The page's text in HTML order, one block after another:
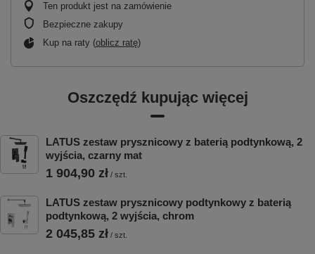
Ten produkt jest na zamówienie
Bezpieczne zakupy
Kup na raty (oblicz ratę)
Oszczędź kupując więcej
LATUS zestaw prysznicowy z baterią podtynkową, 2
wyjścia, czarny mat
1 904,90 zł / szt.
LATUS zestaw prysznicowy podtynkowy z baterią
podtynkową, 2 wyjścia, chrom
2 045,85 zł / szt.